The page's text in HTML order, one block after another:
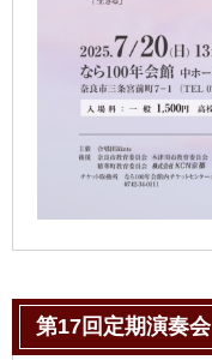
第17回定期演奏会